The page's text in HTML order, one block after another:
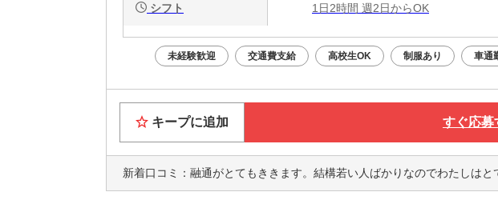
シフト 1日2時間 週2日からOK
未経験歓迎 交通費支給 高校生OK 制服あり 車通
キープに追加 すぐ応募
新着口コミ： 融通がとてもききます。結構若い人ばかりなのでわたしはとても居心地が良くてずっと続けたいと思っています！作業自体は前の居酒屋